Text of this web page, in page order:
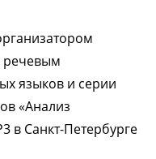
речевым
языков и серии
«Анализ
в Санкт-Петербурге